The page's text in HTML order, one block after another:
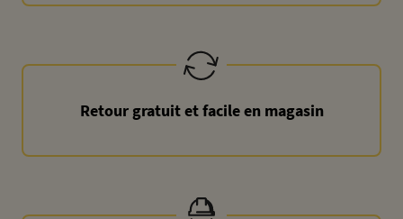
Retour gratuit et facile en magasin